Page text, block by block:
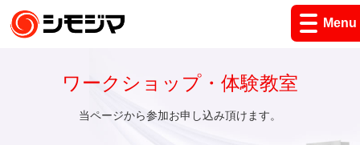
Menu
ワークショップ・体験教室
当ページから参加お申し込み頂けます。